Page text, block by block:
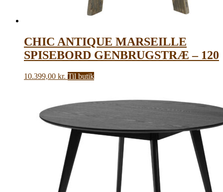
CHIC ANTIQUE MARSEILLE
SPISEBORD GENBRUGSTRÆ – 120
10.399,00 kr. Til butik